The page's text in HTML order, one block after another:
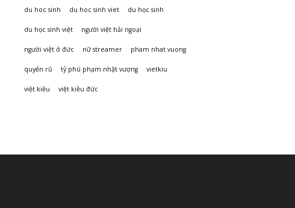
du hoc sinh du hoc sinh viet du học sinh
du học sinh việt người việt hải ngoại
người việt ở đức nữ streamer pham nhat vuong
quyến rũ tỷ phú phạm nhật vượng vietkiu
việt kiều việt kiều đức